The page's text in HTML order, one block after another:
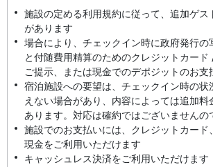
施設の定める利用規約に従って、追加ゲス
があります
場合により、チェックイン時に政府発行の
と付随費用精算のためのクレジットカー
ご提示、または現金でのデポジットのお支
宿泊施設への要望は、チェックイン時の状
えない場合があり、内容によっては追加
あります。対応は確約ではございませんの
施設でのお支払いには、クレジットカード
現金をご利用いただけます
キャッシュレス決済をご利用いただけます